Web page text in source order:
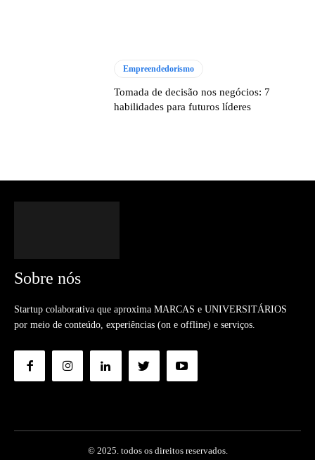
Empreendedorismo
Tomada de decisão nos negócios: 7
habilidades para futuros líderes
Sobre nós
Startup colaborativa que aproxima MARCAS e UNIVERSITÁRIOS
por meio de conteúdo, experiências (on e offline) e serviços.
© 2025. todos os direitos reservados.